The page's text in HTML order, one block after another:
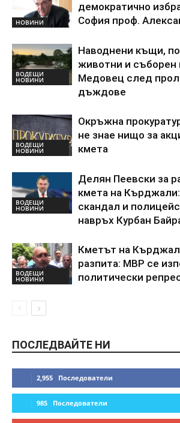
НОВИНИ
демократично
София проф.
ВОДЕЩИ
НОВИНИ
Наводнени къщи,
животни и съборен
Медовец след
дъждове
ВОДЕЩИ
НОВИНИ
Окръжна
не знае нищо за
кмета
ВОДЕЩИ
НОВИНИ
Делян Пеевски за
кмета на
скандал и
навръх Курбан
ВОДЕЩИ
НОВИНИ
Кметът на
разпита: МВР се
политически
ПОСЛЕДВАЙТЕ НИ
2,955 Последователи
985 Последователи